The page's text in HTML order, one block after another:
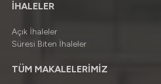
İHALELER
Açık İhaleler
Süresi Biten İhaleler
TÜM MAKALELERİMİZ